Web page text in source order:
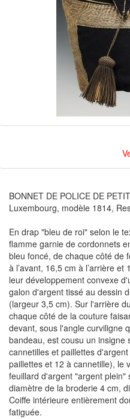
BONNET DE POLICE DE
Luxembourg, modèle 1814,
En drap "bleu de roi" selon le
flamme garnie de cordonnets
bleu foncé, de chaque côté de
à l’avant, 16,5 cm à l’arrière
leur développement convexe
galon d'argent tissé au dessin
(largeur 3,5 cm). Sur l'arrière
chaque côté de la couture
devant, sous l'angle curviligne
bandeau, est cousu un
cannetilles et paillettes
paillettes et 12 à cannetille), le
feuillard d'argent "argent plein"
diamètre de la broderie 4 cm,
Coiffe intérieure entièrement
fatiguée.